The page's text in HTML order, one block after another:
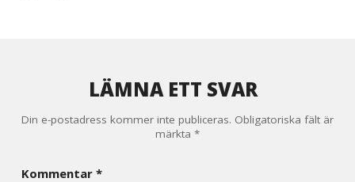
LÄMNA ETT SVAR
Din e-postadress kommer inte publiceras. Obligatoriska fält är
märkta *
Kommentar *